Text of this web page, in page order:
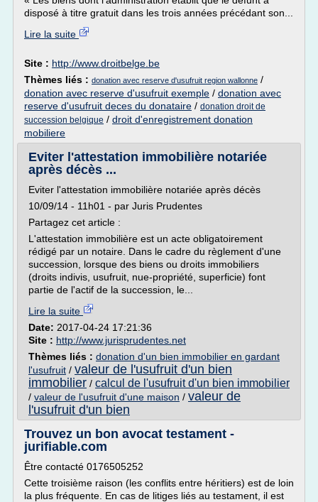
disposé à titre gratuit dans les trois années précédant son...
Lire la suite
Site : http://www.droitbelge.be
Thèmes liés : donation avec reserve d'usufruit region wallonne /
donation avec reserve d'usufruit exemple / donation avec
reserve d'usufruit deces du donataire / donation droit de
succession belgique / droit d'enregistrement donation
mobiliere
Eviter l'attestation immobilière notariée
après décès ...
Eviter l'attestation immobilière notariée après décès
10/09/14 - 11h01 - par Juris Prudentes
Partagez cet article :
L'attestation immobilière est un acte obligatoirement
rédigé par un notaire. Dans le cadre du règlement d'une
succession, lorsque des biens ou droits immobiliers
(droits indivis, usufruit, nue-propriété, superficie) font
partie de l'actif de la succession, le...
Lire la suite
Date: 2017-04-24 17:21:36
Site : http://www.jurisprudentes.net
Thèmes liés : donation d'un bien immobilier en gardant
l'usufruit / valeur de l'usufruit d'un bien
immobilier / calcul de l'usufruit d'un bien immobilier
/ valeur de l'usufruit d'une maison / valeur de
l'usufruit d'un bien
Trouvez un bon avocat testament -
jurifiable.com
Être contacté 0176505252
Cette troisième raison (les conflits entre héritiers) est de loin
la plus fréquente. En cas de litiges liés au testament, il est